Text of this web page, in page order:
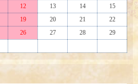
12 13 14
15
19 20 21
22
26 27 28
29